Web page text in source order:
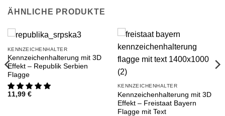
ÄHNLICHE PRODUKTE
KENNZEICHENHALTER
Kennzeichenhalterung mit 3D
Effekt – Republik Serbien
Flagge
11,99 €
KENNZEICHENHALTER
Kennzeichenhalterung mit 3D
Effekt – Freistaat Bayern
Flagge mit Text